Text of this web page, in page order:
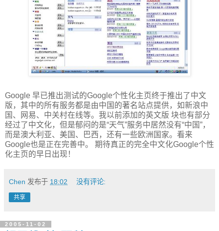
Google 早已推出测试的Google个性化主页终于推出了中文
版，其中的所有服务都是由中国的著名站点提供，如新浪中
国、网易、中关村在线等。我以前添加的英文版 块也有部分
经过了中文化，但是郁闷的是“天气”服务中居然没有“中国”，
而是澳大利亚、美国、巴西，还有一些欧洲国家。看来
Google也是正在完善中。 期待真正的完全中文化Google个性
化主页的早日出现！
Chen 发布于 18:02 没有评论:
共享
2005-11-02